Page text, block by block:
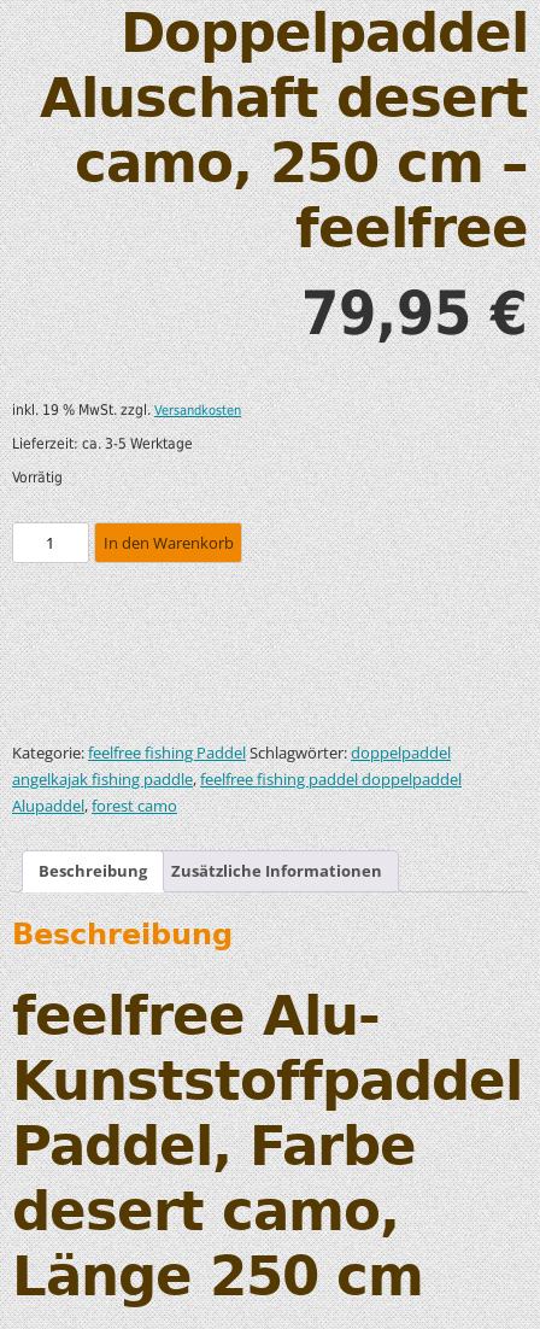
Doppelpaddel
Aluschaft desert
camo, 250 cm –
feelfree
79,95€
inkl. 19 % MwSt. zzgl.Versandkosten
Lieferzeit:ca. 3-5 Werktage
Vorrätig
In den Warenkorb
Kategorie:feelfree fishing PaddelSchlagwörter:doppelpaddel
angelkajak fishing paddle,feelfree fishing paddel doppelpaddel
Alupaddel,forest camo
Beschreibung Zusätzliche Informationen
Beschreibung
feelfree Alu-
Kunststoffpaddel
Paddel, Farbe
desert camo,
Länge 250 cm